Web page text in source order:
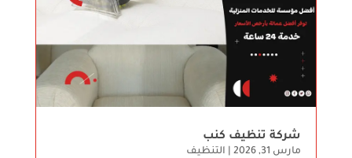
شركة تنظيف كنب
مارس 31, 2026 | التنظيف